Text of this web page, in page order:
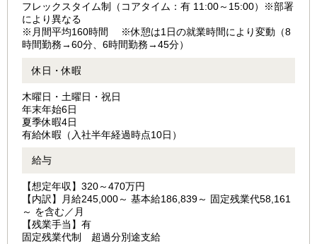
フレックスタイム制（コアタイム：有 11:00～15:00）※部署
により異なる
※月間平均160時間 ※休憩は1日の就業時間により変動（8
時間勤務→60分、6時間勤務→45分）
休日・休暇
木曜日・土曜日・祝日
年末年始6⽇
夏季休暇4日
有給休暇（⼊社半年経過時点10⽇）
給与
【想定年収】320～470万円
【内訳】月給245,000～ 基本給186,839～ 固定残業代58,161
～ を含む／月
【残業手当】有
固定残業代制 超過分別途⽀給